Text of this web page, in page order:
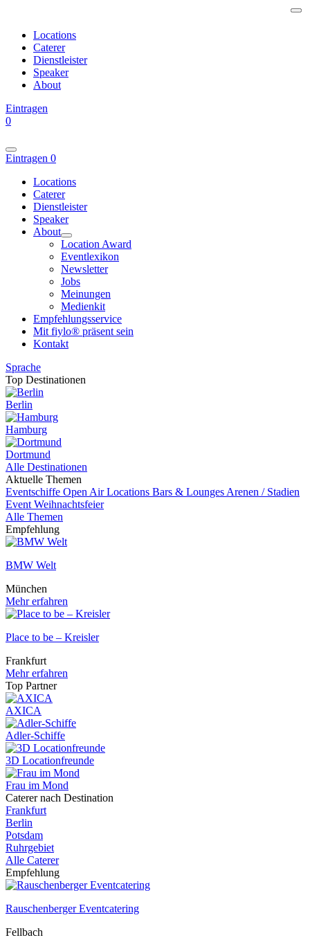
Locations
Caterer
Dienstleister
Speaker
About
Eintragen
0
Eintragen 0
Locations
Caterer
Dienstleister
Speaker
About
Location Award
Eventlexikon
Newsletter
Jobs
Meinungen
Medienkit
Empfehlungsservice
Mit fiylo® präsent sein
Kontakt
Sprache
Top Destinationen
Berlin
Hamburg
Dortmund
Alle Destinationen
Aktuelle Themen
Eventschiffe Open Air Locations Bars & Lounges Arenen / Stadien
Event Weihnachtsfeier
Alle Themen
Empfehlung
BMW Welt
München
Mehr erfahren
Place to be – Kreisler
Frankfurt
Mehr erfahren
Top Partner
AXICA
Adler-Schiffe
3D Locationfreunde
Frau im Mond
Caterer nach Destination
Frankfurt
Berlin
Potsdam
Ruhrgebiet
Alle Caterer
Empfehlung
Rauschenberger Eventcatering
Fellbach